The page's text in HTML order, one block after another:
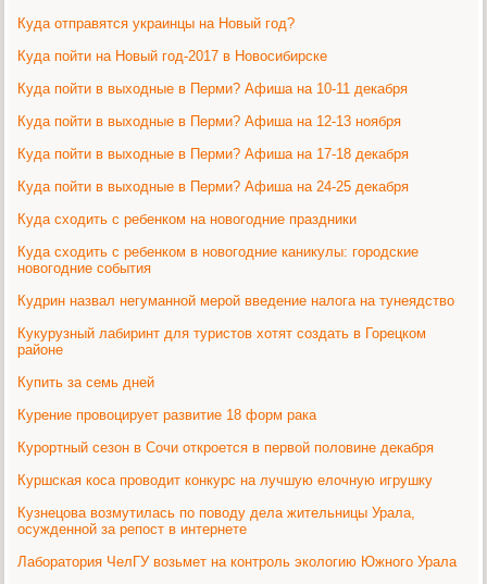
Куда отправятся украинцы на Новый год?
Куда пойти на Новый год-2017 в Новосибирске
Куда пойти в выходные в Перми? Афиша на 10-11 декабря
Куда пойти в выходные в Перми? Афиша на 12-13 ноября
Куда пойти в выходные в Перми? Афиша на 17-18 декабря
Куда пойти в выходные в Перми? Афиша на 24-25 декабря
Куда сходить с ребенком на новогодние праздники
Куда сходить с ребенком в новогодние каникулы: городские
новогодние события
Кудрин назвал негуманной мерой введение налога на тунеядство
Кукурузный лабиринт для туристов хотят создать в Горецком
районе
Купить за семь дней
Курение провоцирует развитие 18 форм рака
Курортный сезон в Сочи откроется в первой половине декабря
Куршская коса проводит конкурс на лучшую елочную игрушку
Кузнецова возмутилась по поводу дела жительницы Урала,
осужденной за репост в интернете
Лаборатория ЧелГУ возьмет на контроль экологию Южного Урала